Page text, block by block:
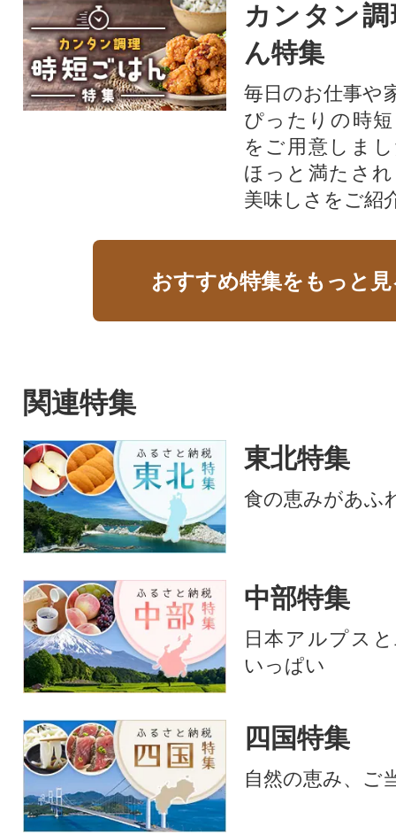
カンタン
ん特集
毎日のお仕事や
ぴったりの時
をご用意しま
ほっと満たさ
美味しさをご紹
おすすめ特集をもっと
関連特集
東北特集
食の恵みがあふ
中部特集
日本アルプス
いっぱい
四国特集
自然の恵み、ご